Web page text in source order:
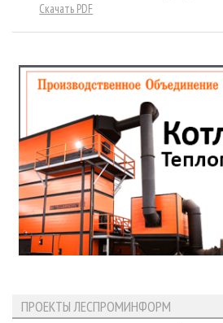
Скачать PDF
ПРОЕКТЫ ЛЕСПРОМИНФОРМ